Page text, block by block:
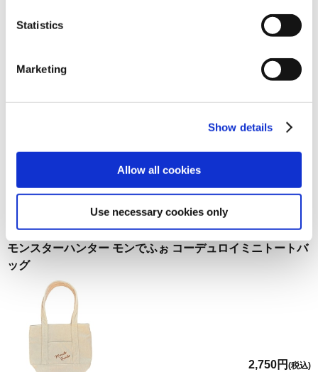
Statistics
Marketing
Show details
Allow all cookies
Use necessary cookies only
在庫：○ |137ポイント
モンスターハンターライズ 百竜夜行 トートバッグ 翡葉の砦
在庫：× |137ポイント
お届け開始日： 2021/07/21 ～
モンスターハンター モンでふぉ コーデュロイミニトートバ
ッグ
2,750円 (税込)